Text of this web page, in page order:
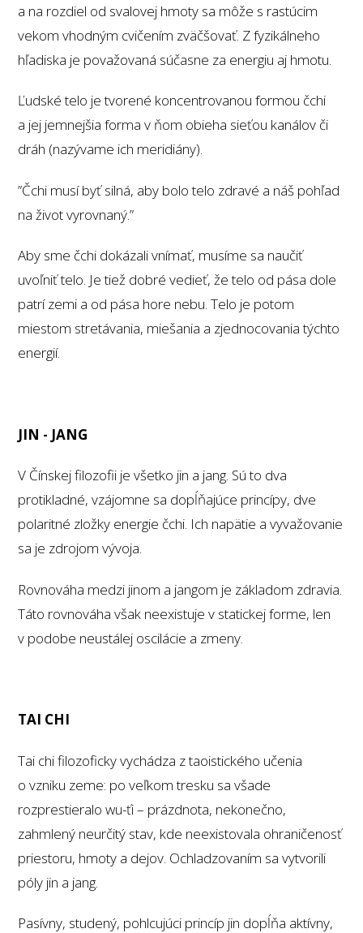
a na rozdiel od svalovej hmoty sa môže s rastúcim
vekom vhodným cvičením zväčšovať. Z fyzikálneho
hľadiska je považovaná súčasne za energiu aj hmotu.
Ľudské telo je tvorené koncentrovanou formou čchi
a jej jemnejšia forma v ňom obieha sieťou kanálov či
dráh (nazývame ich meridiány).
”Čchi musí byť silná, aby bolo telo zdravé a náš pohľad
na život vyrovnaný.”
Aby sme čchi dokázali vnímať, musíme sa naučiť
uvoľniť telo. Je tiež dobré vedieť, že telo od pása dole
patrí zemi a od pása hore nebu. Telo je potom
miestom stretávania, miešania a zjednocovania týchto
energií.
JIN - JANG
V Čínskej filozofii je všetko jin a jang. Sú to dva
protikladné, vzájomne sa dopĺňajúce princípy, dve
polaritné zložky energie čchi. Ich napätie a vyvažovanie
sa je zdrojom vývoja.
Rovnováha medzi jinom a jangom je základom zdravia.
Táto rovnováha však neexistuje v statickej forme, len
v podobe neustálej oscilácie a zmeny.
TAI CHI
Tai chi filozoficky vychádza z taoistického učenia
o vzniku zeme: po veľkom tresku sa všade
rozprestieralo wu-ťi – prázdnota, nekonečno,
zahmlený neurčitý stav, kde neexistovala ohraničenosť
priestoru, hmoty a dejov. Ochladzovaním sa vytvorili
póly jin a jang.
Pasívny, studený, pohlcujúci princíp jin dopĺňa aktívny,